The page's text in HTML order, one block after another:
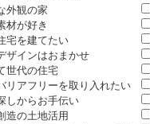
外観の家
材が好き
宅を建てたい
ザインはおまかせ
世代の住宅
リアフリーを取り入れたい
しからお手伝い
造の土地活用